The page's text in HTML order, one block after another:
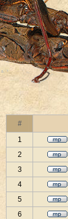
#
1
2
3
4
5
6